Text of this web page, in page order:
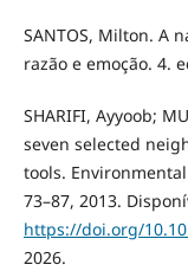
SANTOS, Milton. A
razão e emoção. 4.
SHARIFI, Ayyoob;
seven selected
tools.
73–87, 2013.
https://doi.org/
2026.